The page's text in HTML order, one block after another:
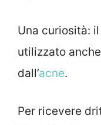
Una curiosità:
utilizzato
dall’acne.
Per ricevere